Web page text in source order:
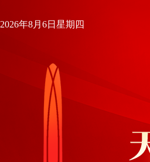
2026年8月6日星期四